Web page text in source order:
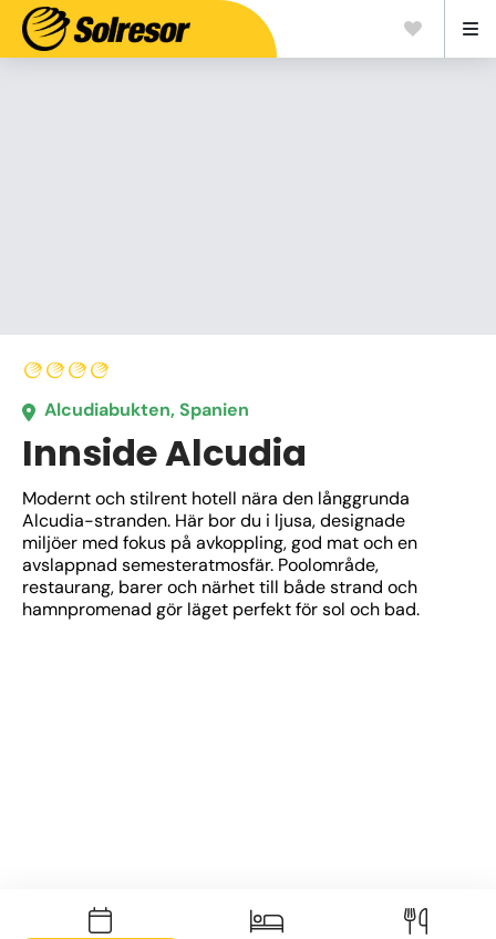
Alcudiabukten, Spanien
Innside Alcudia
Modernt och stilrent hotell nära den långgrunda
Alcudia-stranden. Här bor du i ljusa, designade
miljöer med fokus på avkoppling, god mat och en
avslappnad semesteratmosfär. Poolområde,
restaurang, barer och närhet till både strand och
hamnpromenad gör läget perfekt för sol och bad.